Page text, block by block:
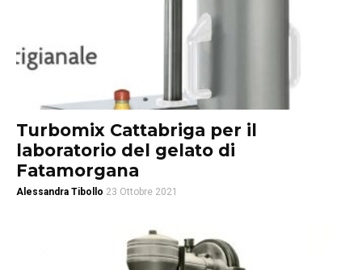
Turbomix Cattabriga per il
laboratorio del gelato di
Fatamorgana
Alessandra Tibollo 23 Ottobre 2021